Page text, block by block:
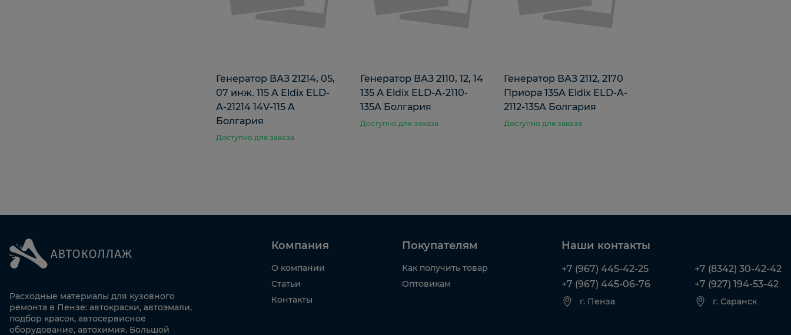
Генератор ВАЗ 21214, 05,
07 инж. 115 A Eldix ELD-
А-21214 14V-115 A
Болгария
Доступно для заказа
Генератор ВАЗ 2110, 12, 14
135 А Eldix ELD-A-2110-
135A Болгария
Доступно для заказа
Генератор ВАЗ 2112, 2170
Приора 135А Eldix ELD-A-
2112-135A Болгария
Доступно для заказа
Расходные материалы для кузовного
ремонта в Пензе: автокраски, автоэмали,
подбор красок, автосервисное
оборудование, автохимия. Большой
Компания
О компании
Статьи
Контакты
Покупателям
Как получить товар
Оптовикам
Наши контакты
+7 (967) 445-42-25
+7 (967) 445-06-76
г. Пенза
+7 (8342) 30-42-42
+7 (927) 194-53-42
г. Саранск